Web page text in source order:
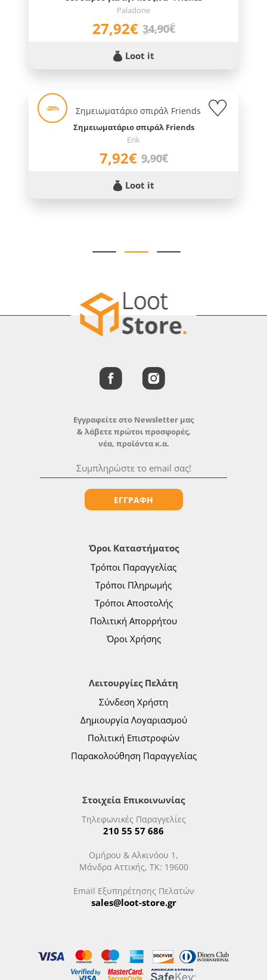
Paladone
27,92€ 34,90€
Loot it
-20%
Σημειωματάριο σπιράλ Friends
Erik
7,92€ 9,90€
Loot it
Όροι Καταστήματος
Τρόποι Παραγγελίας
Τρόποι Πληρωμής
Τρόποι Αποστολής
Πολιτική Απορρήτου
Όροι Χρήσης
Λειτουργίες Πελάτη
Σύνδεση Χρήστη
Δημιουργία Λογαριασμού
Πολιτική Επιστροφών
Παρακολούθηση Παραγγελίας
Στοιχεία Επικοινωνίας
Τηλεφωνικές Παραγγελίες
210 55 57 686
Ομήρου & Αλκινόου 1,
Μάνδρα Αττικής, ΤΚ: 19600
Email Εξυπηρέτησης Πελατών
sales@loot-store.gr
Εγγραφείτε στο Newsletter μας
& λάβετε πρώτοι προσφορές,
νέα, προϊόντα κ.α.
ΕΓΓΡΑΦΗ